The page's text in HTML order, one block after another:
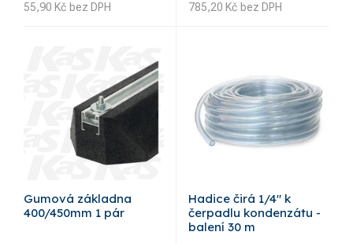
55,90 Kč bez DPH 785,20 Kč bez DPH
Gumová základna
400/450mm 1 pár
Hadice čirá 1/4" k
čerpadlu kondenzátu -
balení 30 m